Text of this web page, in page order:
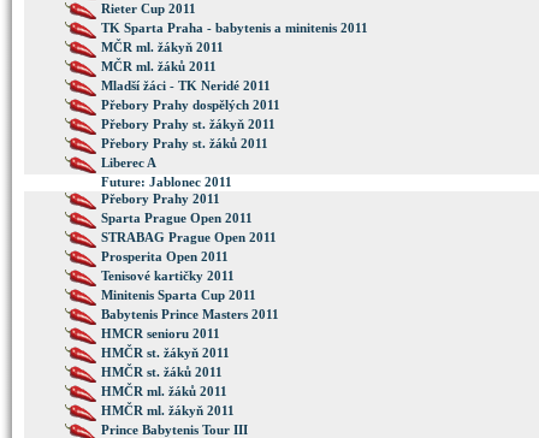
Rieter Cup 2011
TK Sparta Praha - babytenis a minitenis 2011
MČR ml. žákyň 2011
MČR ml. žáků 2011
Mladší žáci - TK Neridé 2011
Přebory Prahy dospělých 2011
Přebory Prahy st. žákyň 2011
Přebory Prahy st. žáků 2011
Liberec A
Future: Jablonec 2011
Přebory Prahy 2011
Sparta Prague Open 2011
STRABAG Prague Open 2011
Prosperita Open 2011
Tenisové kartičky 2011
Minitenis Sparta Cup 2011
Babytenis Prince Masters 2011
HMCR senioru 2011
HMČR st. žákyň 2011
HMČR st. žáků 2011
HMČR ml. žáků 2011
HMČR ml. žákyň 2011
Prince Babytenis Tour III